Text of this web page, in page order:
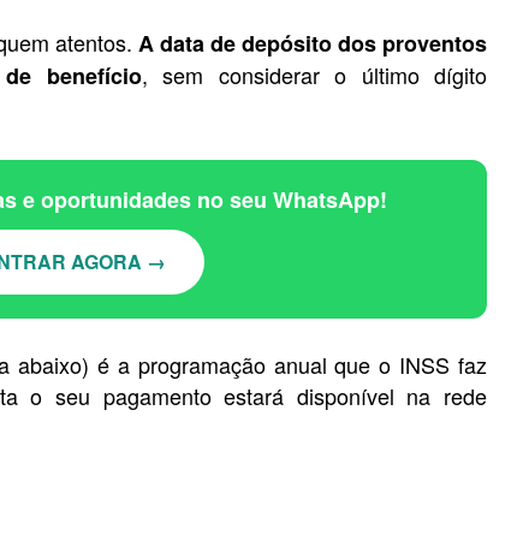
atentos. A data de depósito dos proventos
benefício, sem considerar o último dígito
e oportunidades no seu WhatsApp!
AGORA →
abaixo) é a programação anual que o INSS faz
o seu pagamento estará disponível na rede